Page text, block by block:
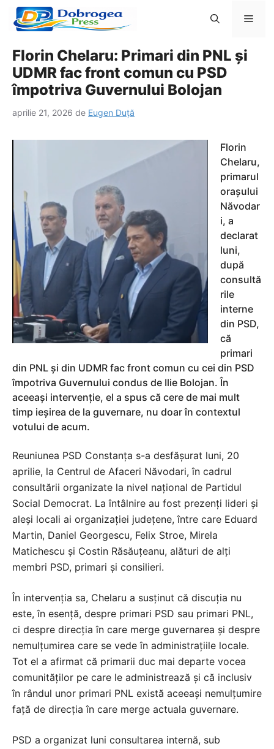
Sari
Florin Chelaru: Primari din PNL și
UDMR fac front comun cu PSD
împotriva Guvernului Bolojan
aprilie 21, 2026 de Eugen Duță
Florin
Chelaru,
primarul
orașului
Năvodar
i, a
declarat
luni,
după
consultă
rile
interne
din PSD,
că
primari
din PNL și din UDMR fac front comun cu cei din PSD
împotriva Guvernului condus de Ilie Bolojan. În
aceeași intervenție, el a spus că cere de mai mult
timp ieșirea de la guvernare, nu doar în contextul
votului de acum.
Reuniunea PSD Constanța s-a desfășurat luni, 20
aprilie, la Centrul de Afaceri Năvodari, în cadrul
consultării organizate la nivel național de Partidul
Social Democrat. La întâlnire au fost prezenți lideri și
aleși locali ai organizației județene, între care Eduard
Martin, Daniel Georgescu, Felix Stroe, Mirela
Matichescu și Costin Răsăuțeanu, alături de alți
membri PSD, primari și consilieri.
În intervenția sa, Chelaru a susținut că discuția nu
este, în esență, despre primari PSD sau primari PNL,
ci despre direcția în care merge guvernarea și despre
nemulțumirea care se vede în administrațiile locale.
Tot el a afirmat că primarii duc mai departe vocea
comunităților pe care le administrează și că inclusiv
în rândul unor primari PNL există aceeași nemulțumire
față de direcția în care merge actuala guvernare.
PSD a organizat luni consultarea internă, sub